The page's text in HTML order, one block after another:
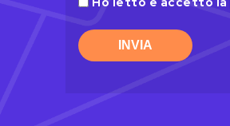
(Obbligatorio)